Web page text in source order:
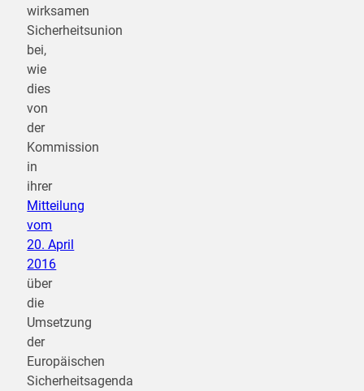
wirksamen
Sicherheitsunion
bei,
wie
dies
von
der
Kommission
in
ihrer
Mitteilung
vom
20. April
2016
über
die
Umsetzung
der
Europäischen
Sicherheitsagenda